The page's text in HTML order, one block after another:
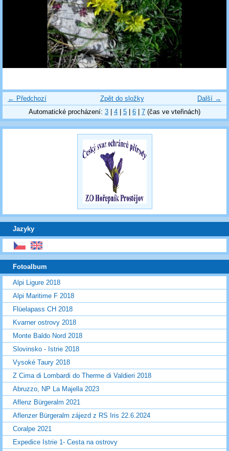
← Předchozí Další →
Zpět do složky
Automatické procházení: 3 4 5 6 7 (čas ve vteřinách)
Jazyky
Fotoalbum
Alpi Ligure 2018
Alpi Maritime F 2018
Flüelapass CH 2018
Kvarner ostrovy 2018
Monte Baldo Nord 2018
Slovinsko - Istrie 2018
Vysoké Taury 2018
Z Cima di Lombardi do Therme di Valdieri 2018
Abruzzo, NP La Majella 2023
Aflenz Bürgeralm 2021
Aflenzer Bürgeralm zájezd z RS Iris 22.6.2024
Coralpe 2021
Expedice Istrie 1- Cesta na ostrovy